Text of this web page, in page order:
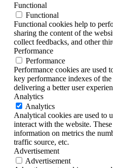
Functional
Functional
Functional cookies help to
sharing the content of the
collect feedbacks, and other
Performance
Performance
Performance cookies are used
key performance indexes of
delivering a better user
Analytics
Analytics
Analytical cookies are used to
interact with the website.
information on metrics the
traffic source, etc.
Advertisement
Advertisement